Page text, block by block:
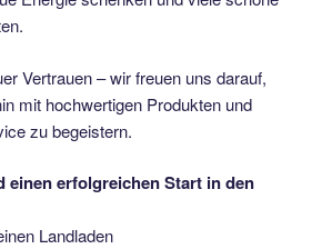
Vertrauen – wir freuen uns darauf,
mit hochwertigen Produkten und
zu begeistern.
einen erfolgreichen Start in den
Landladen